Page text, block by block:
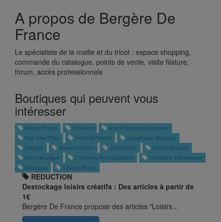
A propos de Bergère De
France
Le spécialiste de la maille et du tricot : espace shopping,
commande du catalogue, points de vente, visite filature,
forum, accès professionnels
Boutiques qui peuvent vous
intéresser
Mister Fiesta Feteland
Aux Poissons Exotiques
Rue Des Piles
Piles Batteries
Symphonie Musique
I-perles
Planete Perles Jardiloisirs
Peche Passion
Ferre Musique
L'univers Des Gauchers
Canailles à Roulettes
Muzigzag
Vibrato Music
REDUCTION
Destockage loisirs créatifs : Des articles à partir de
1€
Bergère De France propose des articles "Loisirs…